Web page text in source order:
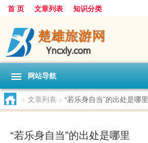
首 页 文章列表 知识分类
网站导航
> 文章列表 > “若乐身自当”的出处是哪里
“若乐身自当”的出处是哪里